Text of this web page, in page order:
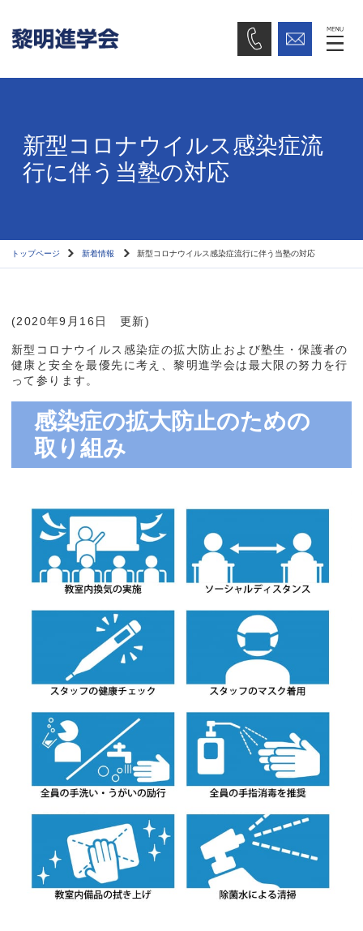
新型コロナウイルス感染症流
行に伴う当塾の対応
トップページ 新着情報 新型コロナウイルス感染症流行に伴う当塾の対応
(2020年9月16日 更新)
新型コロナウイルス感染症の拡大防止および塾生・保護者の
健康と安全を最優先に考え、黎明進学会は最大限の努力を行
って参ります。
感染症の拡大防止のための
取り組み